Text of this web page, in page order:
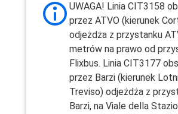
UWAGA! Linia CIT3158
przez ATVO (kierunek
odjeżdża z przystanku
metrów na prawo od
Flixbus. Linia CIT3177
przez Barzi (kierunek
Treviso) odjeżdża z
Barzi, na Viale della